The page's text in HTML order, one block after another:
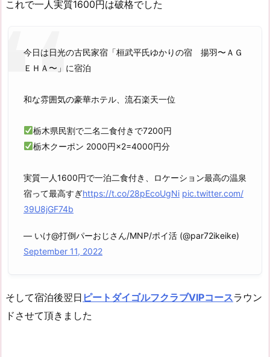
これで一人実質1600円は破格でした
今日は日光の古民家宿「桓武平氏ゆかりの宿 揚羽〜ＡＧ
ＥＨＡ〜」に宿泊
和な雰囲気の豪華ホテル、流石楽天一位
栃木県民割で二名二食付きで7200円
栃木クーポン 2000円×2=4000円分
実質一人1600円で一泊二食付き、ロケーション最高の温泉
宿って最高すぎhttps://t.co/28pEcoUgNi pic.twitter.com/
39U8jGF74b
— いけ@打倒パーおじさん/MNP/ポイ活 (@par72ikeike)
September 11, 2022
そして宿泊後翌日 ピートダイゴルフクラブVIPコースラウン
ドさせて頂きました